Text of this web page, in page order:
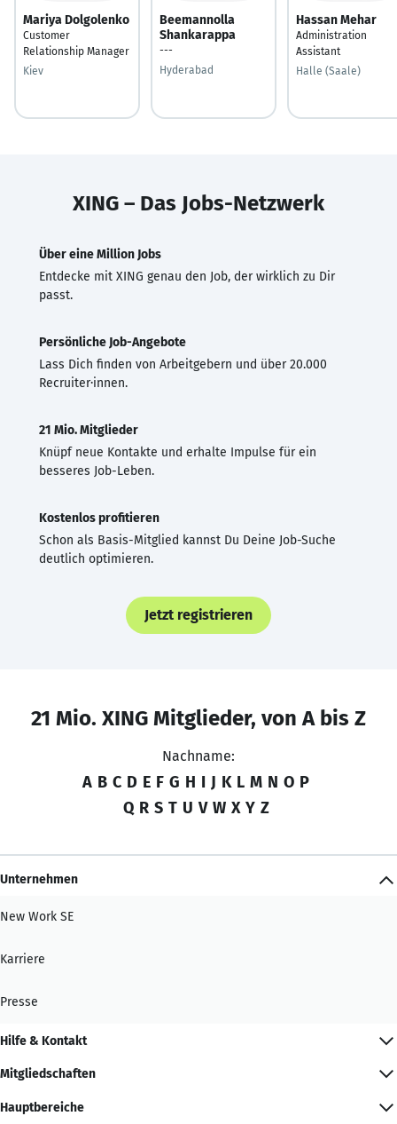
Mariya Dolgolenko
Customer
Relationship Manager
Kiev
Beemannolla
Shankarappa
---
Hyderabad
Hassan Mehar
Administration
Assistant
Halle (Saale)
XING – Das Jobs-Netzwerk
Über eine Million Jobs
Entdecke mit XING genau den Job, der wirklich zu Dir
passt.
Persönliche Job-Angebote
Lass Dich finden von Arbeitgebern und über 20.000
Recruiter·innen.
21 Mio. Mitglieder
Knüpf neue Kontakte und erhalte Impulse für ein
besseres Job-Leben.
Kostenlos profitieren
Schon als Basis-Mitglied kannst Du Deine Job-Suche
deutlich optimieren.
Jetzt registrieren
21 Mio. XING Mitglieder, von A bis Z
Nachname:
A B C D E F G H I J K L M N O P
Q R S T U V W X Y Z
Unternehmen
New Work SE
Karriere
Presse
Hilfe & Kontakt
Mitgliedschaften
Hauptbereiche